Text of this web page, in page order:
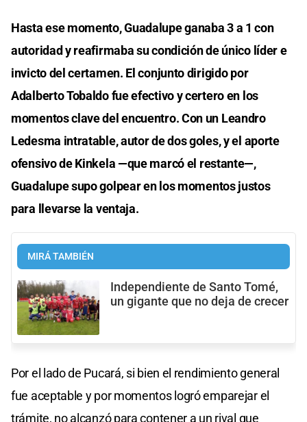
Hasta ese momento, Guadalupe ganaba 3 a 1 con
autoridad y reafirmaba su condición de único líder e
invicto del certamen. El conjunto dirigido por
Adalberto Tobaldo fue efectivo y certero en los
momentos clave del encuentro. Con un Leandro
Ledesma intratable, autor de dos goles, y el aporte
ofensivo de Kinkela —que marcó el restante—,
Guadalupe supo golpear en los momentos justos
para llevarse la ventaja.
MIRÁ TAMBIÉN
Independiente de Santo Tomé,
un gigante que no deja de crecer
Por el lado de Pucará, si bien el rendimiento general
fue aceptable y por momentos logró emparejar el
trámite, no alcanzó para contener a un rival que